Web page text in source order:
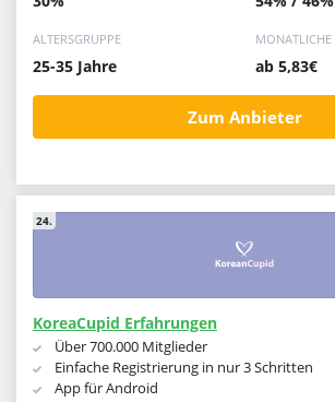
ALTERSGRUPPE
25-35 Jahre
MONATLICHE
ab 5,83€
Zum Anbieter
24.
KoreaCupid Erfahrungen
Über 700.000 Mitglieder
Einfache Registrierung in nur 3 Schritten
App für Android